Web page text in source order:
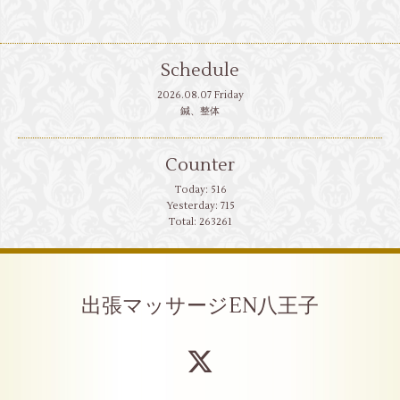
Schedule
2026.08.07 Friday
鍼、整体
Counter
Today: 516
Yesterday: 715
Total: 263261
出張マッサージEN八王子